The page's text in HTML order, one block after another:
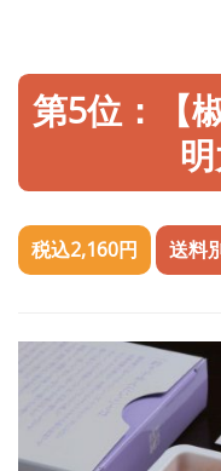
第5位：【
税込2,160円 送料